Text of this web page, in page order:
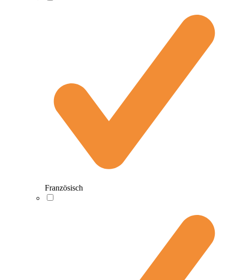
Französisch